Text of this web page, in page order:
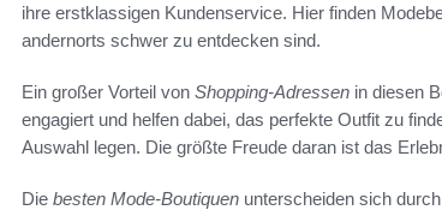
ihre erstklassigen Kundenservice. Hier finden
andernorts schwer zu entdecken sind.
Ein großer Vorteil von Shopping-Adressen in diesen
engagiert und helfen dabei, das perfekte Outfit zu
Auswahl legen. Die größte Freude daran ist das
Die besten Mode-Boutiquen unterscheiden sich